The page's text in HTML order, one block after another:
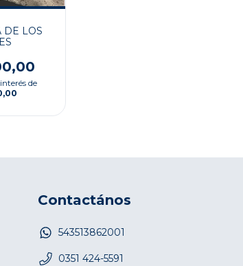
DE LOS
de
Contactános
543513862001
0351 424-5591